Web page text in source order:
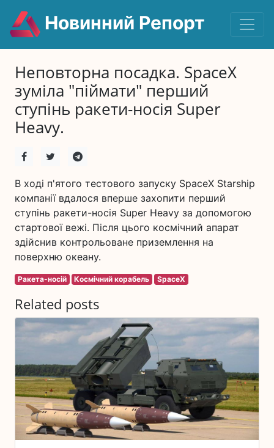
Новинний Репорт
Неповторна посадка. SpaceX
зуміла "піймати" перший
ступінь ракети-носія Super
Heavy.
В ході п'ятого тестового запуску SpaceX Starship
компанії вдалося вперше захопити перший
ступінь ракети-носія Super Heavy за допомогою
стартової вежі. Після цього космічний апарат
здійснив контрольоване приземлення на
поверхню океану.
Ракета-носій Космічний корабель SpaceX
Related posts